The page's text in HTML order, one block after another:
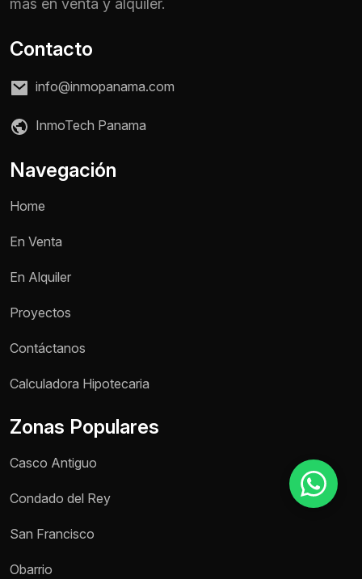
Nombre *
Contacto
info@inmopanama.com
InmoTech Panama
Navegación
Home
En Venta
En Alquiler
Proyectos
Contáctanos
Calculadora Hipotecaria
Zonas Populares
Casco Antiguo
Condado del Rey
San Francisco
Obarrio